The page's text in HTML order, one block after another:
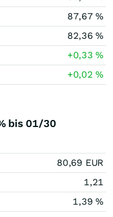
87,67%
82,36%
+0,33%
+0,02%
bis 01/30
80,69 EUR
1,21
1,39 %